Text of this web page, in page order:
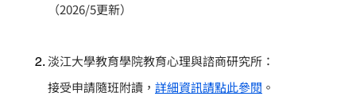
（2026/5更新）
淡江大學教育學院教育心理與諮商研究所：
接受申請隨班附讀， 詳細資訊請點此參閱 。